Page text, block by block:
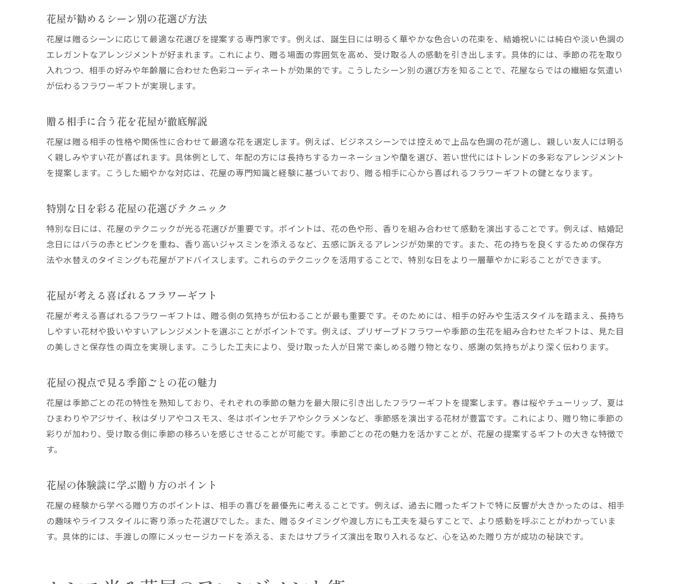
花屋目線で選ぶ日持ち重視のフラワーギフト
花屋が語るプリザーブドフラワーの利点
花屋が語るフラワーギフトの歴史と変遷
花屋が知る考案者のエピソード紹介
花屋目線で感じる贈り物の意味と背景
花屋の視点から見るこれからのフラワーギフト
花屋が勧めるシーン別の花選び方法
花屋は贈るシーンに応じて最適な花選びを提案する専門家です。例えば、誕生日には明るく華やかな色合いの花束を、結婚祝いには純白や淡い色調の
エレガントなアレンジメントが好まれます。これにより、贈る場面の雰囲気を高め、受け取る人の感動を引き出します。具体的には、季節の花を取り
入れつつ、相手の好みや年齢層に合わせた色彩コーディネートが効果的です。こうしたシーン別の選び方を知ることで、花屋ならではの繊細な気遣い
が伝わるフラワーギフトが実現します。
贈る相手に合う花を花屋が徹底解説
花屋は贈る相手の性格や関係性に合わせて最適な花を選定します。例えば、ビジネスシーンでは控えめで上品な色調の花が適し、親しい友人には明る
く親しみやすい花が喜ばれます。具体例として、年配の方には長持ちするカーネーションや蘭を選び、若い世代にはトレンドの多彩なアレンジメント
を提案します。こうした細やかな対応は、花屋の専門知識と経験に基づいており、贈る相手に心から喜ばれるフラワーギフトの鍵となります。
特別な日を彩る花屋の花選びテクニック
特別な日には、花屋のテクニックが光る花選びが重要です。ポイントは、花の色や形、香りを組み合わせて感動を演出することです。例えば、結婚記
念日にはバラの赤とピンクを重ね、香り高いジャスミンを添えるなど、五感に訴えるアレンジが効果的です。また、花の持ちを良くするための保存方
法や水替えのタイミングも花屋がアドバイスします。これらのテクニックを活用することで、特別な日をより一層華やかに彩ることができます。
花屋が考える喜ばれるフラワーギフト
花屋が考える喜ばれるフラワーギフトは、贈る側の気持ちが伝わることが最も重要です。そのためには、相手の好みや生活スタイルを踏まえ、長持ち
しやすい花材や扱いやすいアレンジメントを選ぶことがポイントです。例えば、プリザーブドフラワーや季節の生花を組み合わせたギフトは、見た目
の美しさと保存性の両立を実現します。こうした工夫により、受け取った人が日常で楽しめる贈り物となり、感謝の気持ちがより深く伝わります。
花屋の視点で見る季節ごとの花の魅力
花屋は季節ごとの花の特性を熟知しており、それぞれの季節の魅力を最大限に引き出したフラワーギフトを提案します。春は桜やチューリップ、夏は
ひまわりやアジサイ、秋はダリアやコスモス、冬はポインセチアやシクラメンなど、季節感を演出する花材が豊富です。これにより、贈り物に季節の
彩りが加わり、受け取る側に季節の移ろいを感じさせることが可能です。季節ごとの花の魅力を活かすことが、花屋の提案するギフトの大きな特徴で
す。
花屋の体験談に学ぶ贈り方のポイント
花屋の経験から学べる贈り方のポイントは、相手の喜びを最優先に考えることです。例えば、過去に贈ったギフトで特に反響が大きかったのは、相手
の趣味やライフスタイルに寄り添った花選びでした。また、贈るタイミングや渡し方にも工夫を凝らすことで、より感動を呼ぶことがわかっていま
す。具体的には、手渡しの際にメッセージカードを添える、またはサプライズ演出を取り入れるなど、心を込めた贈り方が成功の秘訣です。